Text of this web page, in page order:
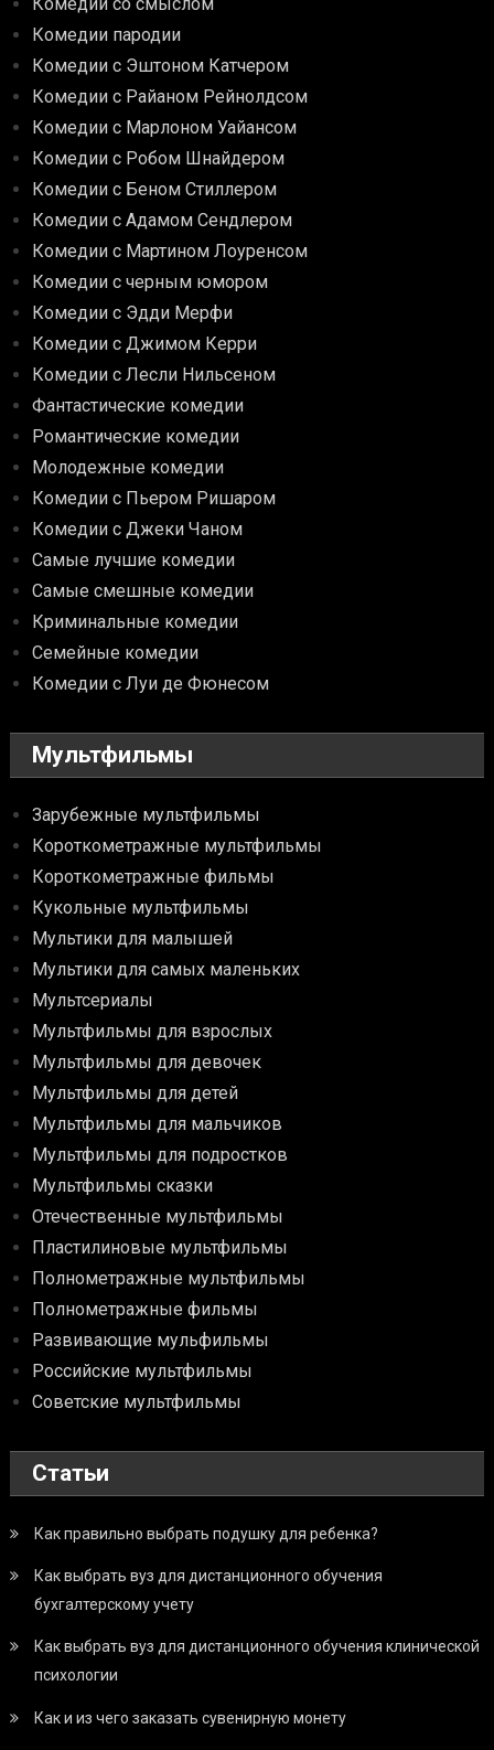
Комедии пародии
Комедии с Эштоном Катчером
Комедии с Райаном Рейнолдсом
Комедии с Марлоном Уайансом
Комедии с Робом Шнайдером
Комедии с Беном Стиллером
Комедии с Адамом Сендлером
Комедии с Мартином Лоуренсом
Комедии с черным юмором
Комедии с Эдди Мерфи
Комедии с Джимом Керри
Комедии с Лесли Нильсеном
Фантастические комедии
Романтические комедии
Молодежные комедии
Комедии с Пьером Ришаром
Комедии с Джеки Чаном
Самые лучшие комедии
Самые смешные комедии
Криминальные комедии
Семейные комедии
Комедии с Луи де Фюнесом
Мультфильмы
Зарубежные мультфильмы
Короткометражные мультфильмы
Короткометражные фильмы
Кукольные мультфильмы
Мультики для малышей
Мультики для самых маленьких
Мультсериалы
Мультфильмы для взрослых
Мультфильмы для девочек
Мультфильмы для детей
Мультфильмы для мальчиков
Мультфильмы для подростков
Мультфильмы сказки
Отечественные мультфильмы
Пластилиновые мультфильмы
Полнометражные мультфильмы
Полнометражные фильмы
Развивающие мульфильмы
Российские мультфильмы
Советские мультфильмы
Статьи
Как правильно выбрать подушку для ребенка?
Как выбрать вуз для дистанционного обучения
бухгалтерскому учету
Как выбрать вуз для дистанционного обучения клинической
психологии
Как и из чего заказать сувенирную монету